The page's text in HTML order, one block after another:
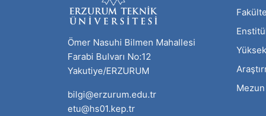
Ömer Nasuhi Bilmen Mahallesi
Farabi Bulvarı No:12
Yakutiye/ERZURUM
bilgi@erzurum.edu.tr
etu@hs01.kep.tr
Mezun